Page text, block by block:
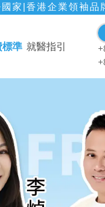
家|香港企業領袖品
標準 就醫指引